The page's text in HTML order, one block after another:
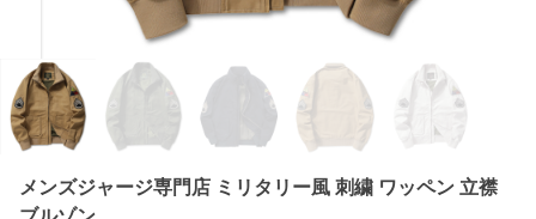
メンズジャージ専門店 ミリタリー風 刺繍 ワッペン 立襟